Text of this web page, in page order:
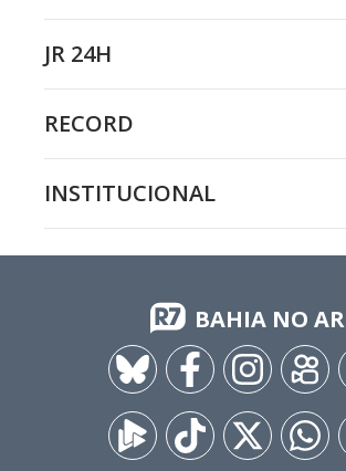
JR 24H
RECORD
INSTITUCIONAL
BAHIA NO AR